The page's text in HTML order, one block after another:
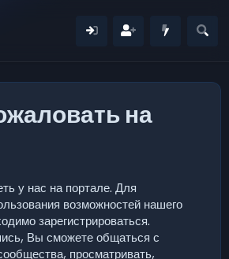
на
у нас на портале. Для
возможностей нашего
зарегистрироваться.
Вы сможете общаться с
просматривать,